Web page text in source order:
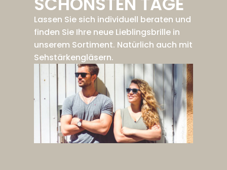
Lassen Sie sich individuell beraten und
finden Sie Ihre neue Lieblingsbrille in
unserem Sortiment. Natürlich auch mit
Sehstärkengläsern.